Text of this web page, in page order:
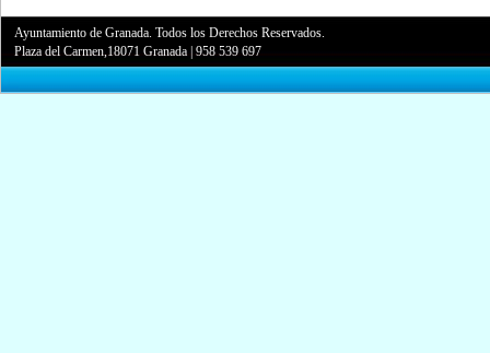
Ayuntamiento de Granada. Todos los Derechos Reservados.
Plaza del Carmen,18071 Granada |958 539 697